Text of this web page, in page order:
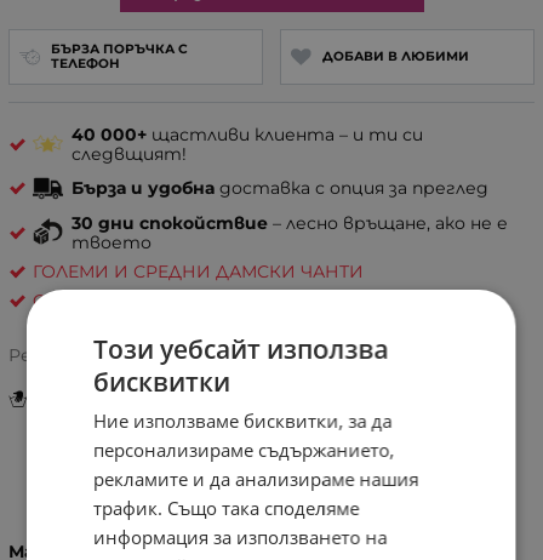
Инструкции за грижа и поддръжка
БЪРЗА ПОРЪЧКА С
ТЕЛЕФОН
ДОБАВИ В ЛЮБИМИ
40 000+ щастливи клиента – и ти си
следвщият!
Бърза и удобна доставка с опция за преглед
30 дни спокойствие – лесно връщане, ако не е
твоето
ГОЛЕМИ И СРЕДНИ ДАМСКИ ЧАНТИ
Coveri Collection
Рейтинг:
Информация
Материал: Здрав, устойчив и мек плат.
Този уебсайт използва
бисквитки
Ние използваме бисквитки, за да
персонализираме съдържанието,
рекламите и да анализираме нашия
трафик. Също така споделяме
информация за използването на